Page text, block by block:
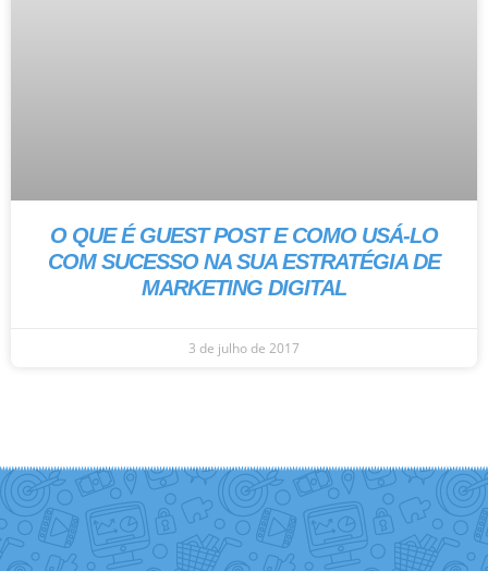
O QUE É GUEST POST E COMO USÁ-LO
COM SUCESSO NA SUA ESTRATÉGIA DE
MARKETING DIGITAL
3 de julho de 2017